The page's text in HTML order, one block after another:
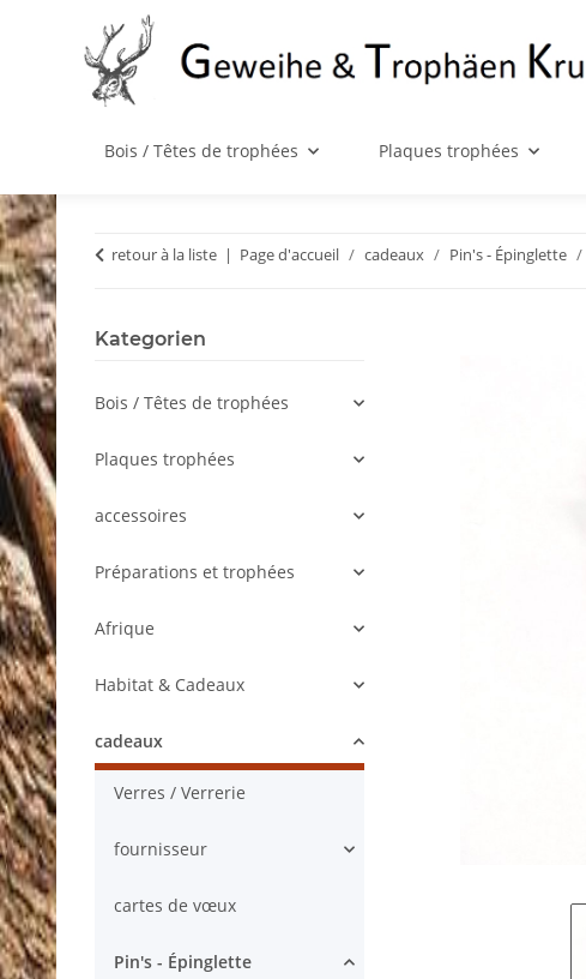
Bois / Têtes de trophées Plaques trophées
retour à la liste Page d'accueil cadeaux Pin's - Épinglette
Kategorien
Bois / Têtes de trophées
Plaques trophées
accessoires
Préparations et trophées
Afrique
Habitat & Cadeaux
cadeaux
Verres / Verrerie
fournisseur
cartes de vœux
Pin's - Épinglette